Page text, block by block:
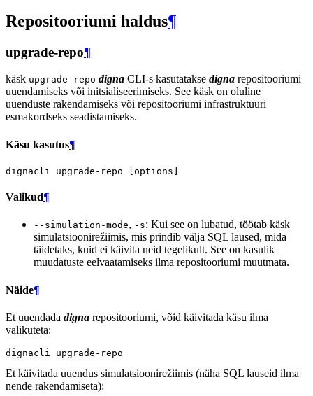
Repositooriumi haldus¶
upgrade-repo¶
käsk upgrade-repo digna CLI-s kasutatakse digna repositooriumi
uuendamiseks või initsialiseerimiseks. See käsk on oluline
uuenduste rakendamiseks või repositooriumi infrastruktuuri
esmakordseks seadistamiseks.
Käsu kasutus¶
dignacli upgrade-repo options
Valikud¶
--simulation-mode, -s: Kui see on lubatud, töötab käsk
simulatsioonirežiimis, mis prindib välja SQL laused, mida
täidetaks, kuid ei käivita neid tegelikult. See on kasulik
muudatuste eelvaatamiseks ilma repositooriumi muutmata.
Näide¶
Et uuendada digna repositooriumi, võid käivitada käsu ilma
valikuteta:
dignacli
Et käivitada uuendus simulatsioonirežiimis (näha SQL lauseid ilma
nende rakendamiseta):